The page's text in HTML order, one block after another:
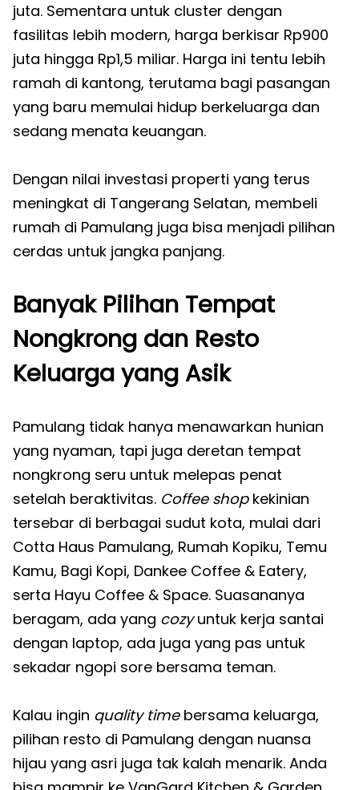
juta. Sementara untuk cluster dengan
fasilitas lebih modern, harga berkisar Rp900
juta hingga Rp1,5 miliar. Harga ini tentu lebih
ramah di kantong, terutama bagi pasangan
yang baru memulai hidup berkeluarga dan
sedang menata keuangan.
Dengan nilai investasi properti yang terus
meningkat di Tangerang Selatan, membeli
rumah di Pamulang juga bisa menjadi pilihan
cerdas untuk jangka panjang.
Banyak Pilihan Tempat
Nongkrong dan Resto
Keluarga yang Asik
Pamulang tidak hanya menawarkan hunian
yang nyaman, tapi juga deretan tempat
nongkrong seru untuk melepas penat
setelah beraktivitas. Coffee shopkekinian
tersebar di berbagai sudut kota, mulai dari
Cotta Haus Pamulang, Rumah Kopiku, Temu
Kamu, Bagi Kopi, Dankee Coffee & Eatery,
serta Hayu Coffee & Space. Suasananya
beragam, ada yang cozyuntuk kerja santai
dengan laptop, ada juga yang pas untuk
sekadar ngopi sore bersama teman.
Kalau ingin quality time bersama keluarga,
pilihan resto di Pamulang dengan nuansa
hijau yang asri juga tak kalah menarik. Anda